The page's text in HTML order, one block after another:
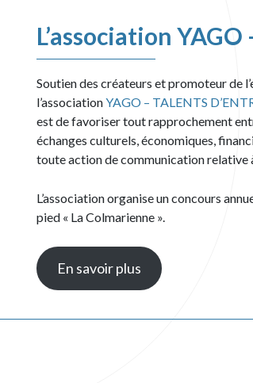
L’association
Soutien des créateurs et promoteur de
l’associationYAGO – TALENTS
est de favoriser tout rapprochement
échanges culturels, économiques,
toute action de communication relative
L’association organise un concours
pied « La Colmarienne ».
En savoir plus